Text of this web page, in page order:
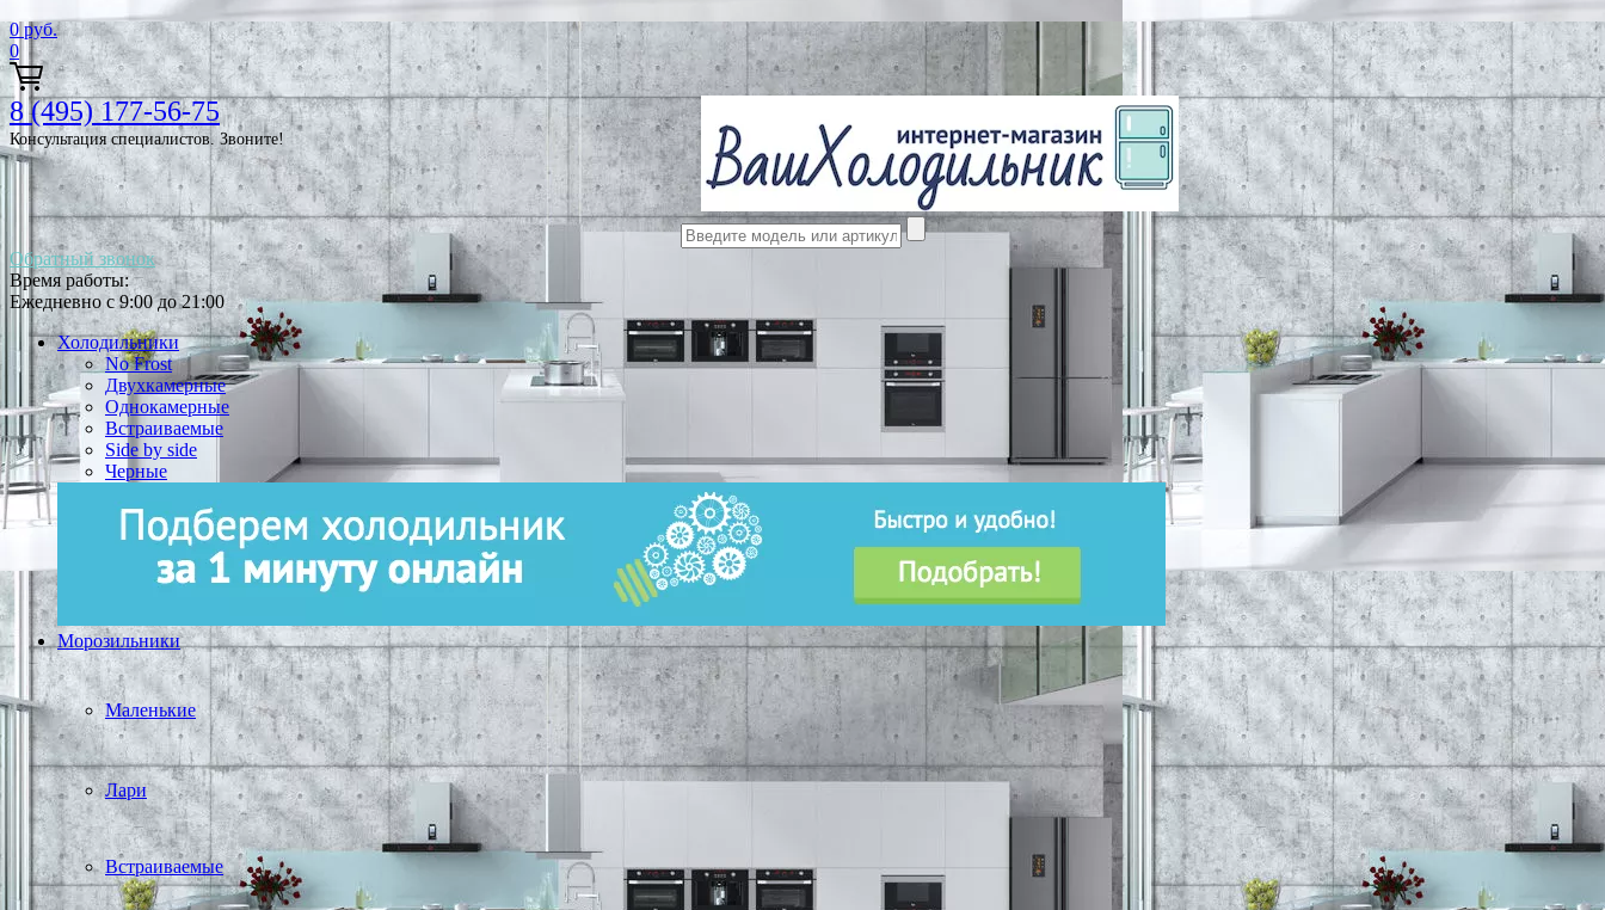
0 руб.
0
8 (495) 177-56-75
Консультация специалистов. Звоните!
Обратный звонок
Время работы:
Ежедневно с 9:00 до 21:00
Холодильники
No Frost
Двухкамерные
Однокамерные
Встраиваемые
Side by side
Черные
Морозильники
Маленькие
Лари
Встраиваемые